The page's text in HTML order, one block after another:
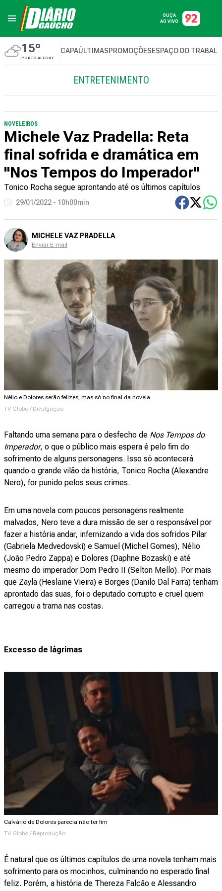
OUÇA
AO VIVO
15º
PORTO ALEGRE
CAPAÚLTIMASPROMOÇÕESESPAÇO DO
ENTRETENIMENTO
NOVELEIROS
Michele Vaz Pradella: Reta
final sofrida e dramática em
"Nos Tempos do Imperador"
Tonico Rocha segue aprontando até os últimos capítulos
29/01/2022 - 10h00min
MICHELE VAZ PRADELLA
Enviar E-mail
Nélio e Dolores serão felizes, mas só no final da novela
TV Globo / Divulgação
Faltando uma semana para o desfecho de Nos Tempos do
Imperador, o que o público mais espera é pelo fim do
sofrimento de alguns personagens. Isso só acontecerá
quando o grande vilão da história, Tonico Rocha (Alexandre
Nero), for punido pelos seus crimes.
Em uma novela com poucos personagens realmente
malvados, Nero teve a dura missão de ser o responsável por
fazer a história andar, infernizando a vida dos sofridos Pilar
(Gabriela Medvedovski) e Samuel (Michel Gomes), Nélio
(João Pedro Zappa) e Dolores (Daphne Bozaski) e até
mesmo do imperador Dom Pedro II (Selton Mello). Por mais
que Zayla (Heslaine Vieira) e Borges (Danilo Dal Farra) tenham
aprontado das suas, foi o deputado corrupto e cruel quem
carregou a trama nas costas.
Excesso de lágrimas
Calvário de Dolores parecia não ter fim
TV Globo / Reprodução
É natural que os últimos capítulos de uma novela tenham mais
sofrimento para os mocinhos, culminando no esperado final
feliz. Porém, a história de Thereza Falcão e Alessandro